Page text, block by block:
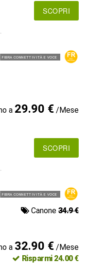
SCOPRI
FIBRA CONNETTIVITÀ E VOCE
a 29.90 €/Mese
SCOPRI
FIBRA CONNETTIVITÀ E VOCE
Canone 34.9 €
a 32.90 €/Mese
Risparmi 24.00 €